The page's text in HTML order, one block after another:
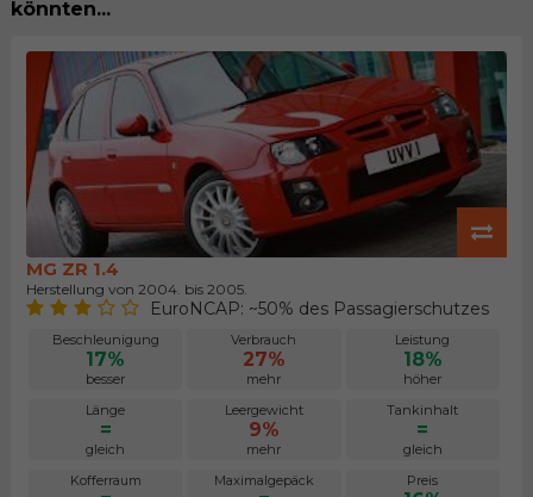
könnten...
MG ZR 1.4
Herstellung von 2004. bis 2005.
EuroNCAP: ~50% des Passagierschutzes
Beschleunigung
17%
besser
Verbrauch
27%
mehr
Leistung
18%
höher
Länge
=
gleich
Leergewicht
9%
mehr
Tankinhalt
=
gleich
Kofferraum
Maximalgepäck Preis